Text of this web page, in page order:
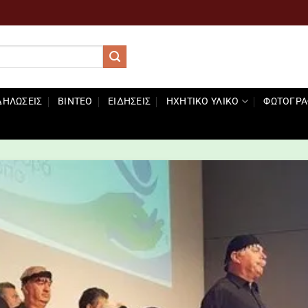
ΒΊΝΤΕΟ ΕΙΔΉΣΕΙΣ ΗΧΗΤΙΚΌ ΥΛΙΚΌ